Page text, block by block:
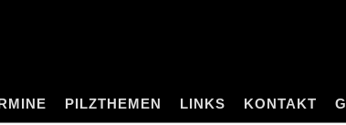
PILZTHEMEN LINKS KONTAKT